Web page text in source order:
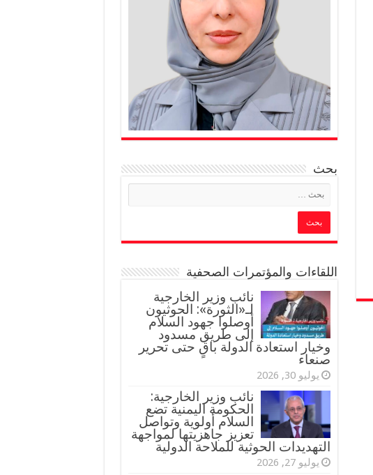
بحث
اللقاءات والمؤتمرات الصحفية
‏نائب وزير الخارجية
لـ«الثورة»: الحوثيون
أوصلوا جهود السلام
إلى طريق مسدود
وخيار استعادة الدولة باقٍ حتى تحرير
صنعاء
يوليو 30, 2026
نائب وزير الخارجية:
الحكومة اليمنية تضع
السلام أولوية وتواصل
تعزيز جاهزيتها لمواجهة
التهديدات الحوثية للملاحة الدولية
يوليو 27, 2026